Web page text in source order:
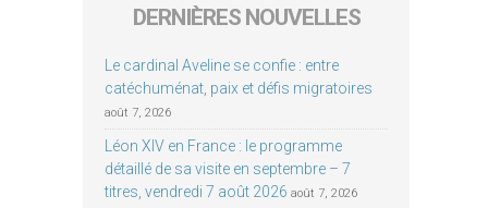
DERNIÈRES NOUVELLES
Le cardinal Aveline se confie : entre
catéchuménat, paix et défis migratoires
août 7, 2026
Léon XIV en France : le programme
détaillé de sa visite en septembre – 7
titres, vendredi 7 août 2026 août 7, 2026